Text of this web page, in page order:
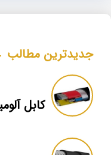
جدیدترین مطالب